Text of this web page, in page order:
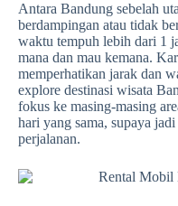
Antara Bandung sebelah
berdampingan atau tidak
waktu tempuh lebih dari 1
mana dan mau kemana.
memperhatikan jarak dan
explore destinasi wisata
fokus ke masing-masing
hari yang sama, supaya
perjalanan.